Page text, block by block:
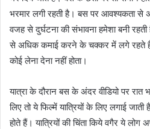
भरमार लगी रहती है। बस पर आवश्यकता से
वजह से दुर्घटना की संभावना हमेशा बनी
से अधिक कमाई करने के चक्कर में लगे रहते हैं,
कोई लेना देना नहीं होता।
यात्रा के दौरान बस के अंदर वीडियो पर
लिए तो ये फिल्में यात्रियों के लिए लगाई
होते हैं। यात्रियों की चिंता किये वगैर ये